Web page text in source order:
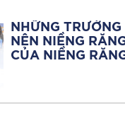
NHỮNG
NÊN NIỀNG
CỦA NIỀNG